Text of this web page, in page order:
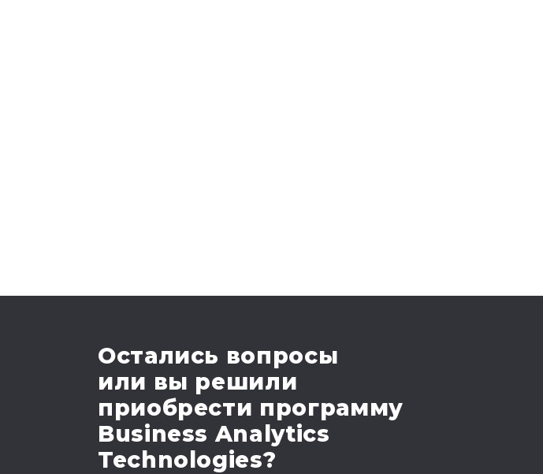
Остались вопросы
или вы решили
приобрести программу
Business Analytics
Technologies?